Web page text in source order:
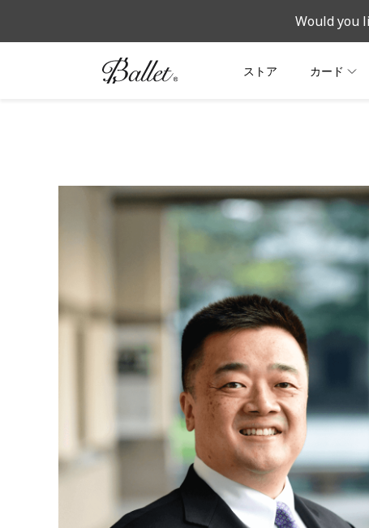
Would you
ストア カード